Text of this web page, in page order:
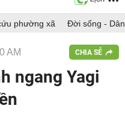
phường xã Đời sống -
AM CHIA SẺ
ngang Yagi